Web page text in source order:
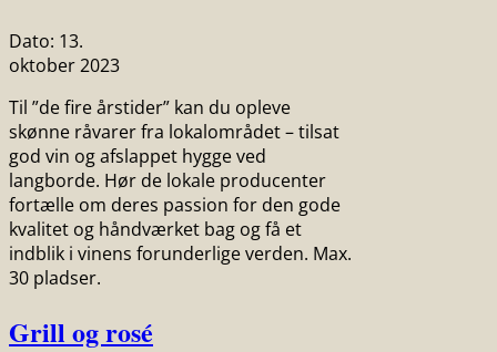
Dato: 13.
oktober 2023
Til ”de fire årstider” kan du opleve
skønne råvarer fra lokalområdet – tilsat
god vin og afslappet hygge ved
langborde. Hør de lokale producenter
fortælle om deres passion for den gode
kvalitet og håndværket bag og få et
indblik i vinens forunderlige verden. Max.
30 pladser.
Grill og rosé